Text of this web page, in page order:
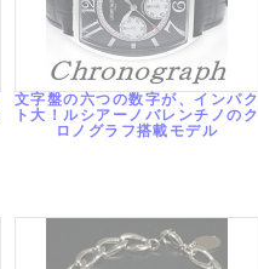
文字盤の六つの数字が、インパク
ト大！ルシアーノバレンチノのク
ロノグラフ搭載モデル